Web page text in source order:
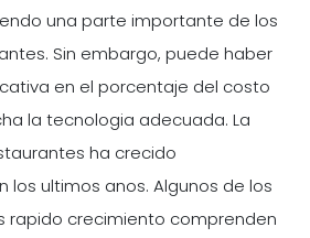
una parte importante de los
Sin embargo, puede haber
en el porcentaje del costo
la tecnologia adecuada. La
ha crecido
los ultimos anos. Algunos de los
rapido crecimiento comprenden